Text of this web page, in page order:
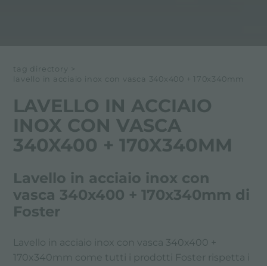
tag directory
>
lavello in acciaio inox con vasca 340x400 + 170x340mm
LAVELLO IN ACCIAIO
INOX CON VASCA
340X400 + 170X340MM
Lavello in acciaio inox con
vasca 340x400 + 170x340mm di
Foster
Lavello in acciaio inox con vasca 340x400 +
170x340mm come tutti i prodotti Foster rispetta i